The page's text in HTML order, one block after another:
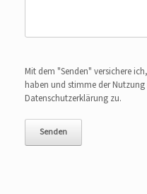
Mit dem "Senden" versichere
haben und stimme der
Datenschutzerklärung zu.